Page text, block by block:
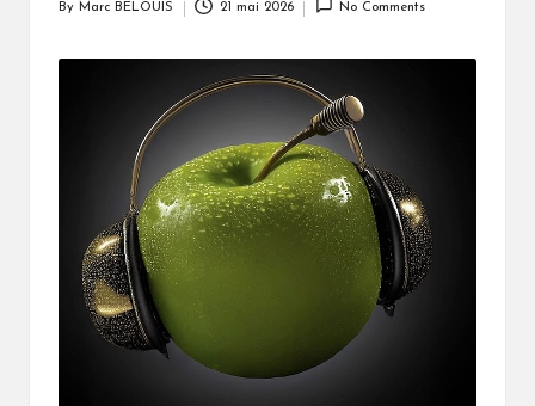
By Marc BELOUIS 21 mai 2026 No Comments